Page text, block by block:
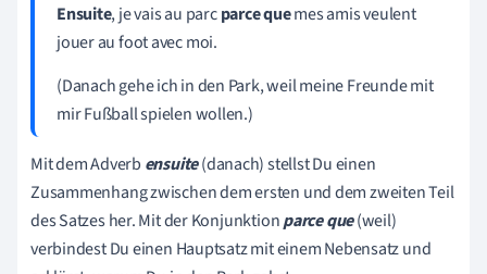
Ensuite, je vais au parcparce quemes amis veulent
jouer au foot avec moi.
(Danach gehe ich in den Park, weil meine Freunde mit
mir Fußball spielen wollen.)
Mit dem Adverb ensuite(danach) stellst Du einen
Zusammenhang zwischen dem ersten und dem zweiten Teil
des Satzes her. Mit der Konjunktionparceque(weil)
verbindest Du einen Hauptsatz mit einem Nebensatz und